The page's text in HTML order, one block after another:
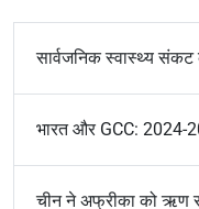
सार्वजनिक स्वास्थ्य
भारत और GCC: 2024-
चीन ने अफ्रीका को ऋण